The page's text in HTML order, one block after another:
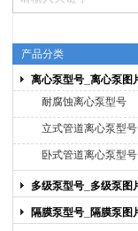
上海博禹泵业有限公司
产品分类
离心泵型号_离心泵图
耐腐蚀离心泵型号
立式管道离心泵型号
卧式管道离心泵型号
多级泵型号_多级泵图
隔膜泵型号_隔膜泵图